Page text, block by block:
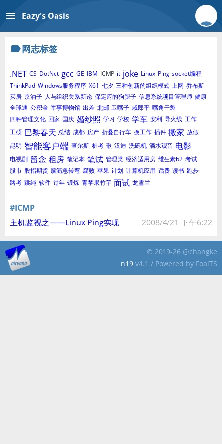
menu Eazy's Oasis
label网志标签
.NET CS DotNet gcc GE IBM ICMP it joke Linux Ping socket编程
ThinkPad Windows服务程序 X61 七夕 三种创新的组织模式 上网 乔布斯
买房 京油子 人与组织关系新论 保定府的狗腿子 信息系统项目管理师 健康
全球通 公积金 军事博物馆 出差 北邮 卫嘴子 咸郎平 嘴角干裂
四种管理文化 回家 国庆 婚纱照 学习 学校 学车 安利 导火线 工作
工硕 巴黎春天 总结 成都 房产 折叠自行车 换工作 插件 搬家 放假
昆明 智能客户端 查尔斯 桩考 歌 汉迪 洗碗机 滴水观音 电影
电视剧 留念 租房 笔记本 笔试 管理类 经济适用房 维生素b2 考试
股市 股指期货 脑筋急转弯 腐败 苹果 计划 计算机应用 话费 读书 跑步
路考 跳绳 软件 过年 锻炼 青苹果竹芋 面试 龙雪兰
#ICMP
主机监视之——Linux Ping实现
2008/4/21 下午6:22
© 2019-26 @changke
n19 v4.1 / Powered by FoalTS